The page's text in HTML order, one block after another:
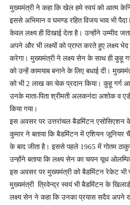
मुख्यमंत्री ने कहा कि खेल हमे स्वयं को आत्म
इससे अभिमान व घमण्ड रहित विजय भाव भी पैदा
केवल लक्ष्य ही दिखाई देता है। उन्होंने उम्मीद
अपने और भी लक्ष्यों को प्राप्त करते हुए लक्ष्य भेद
करेगा। मुख्यमंत्री ने लक्ष्य सेन के साथ ही कुहू
को उन्हें कामयाब बनाने के लिए बधाई दी।
को भी 2 लाख का चेक प्रदान किया। कुहू
उनके माता-पिता श्रीमती अलकनंदा अशोक व
किया गया।
इस अवसर पर उत्तरांचल बैडमिंटन एसोसिएशन
कुमार ने बताया कि बैडमिंटन में एशियन जूनियर
के बाद जीता है। इससे पहले 1965 में गोतम
उन्होंने बताया कि लक्ष्य सेन का चयन यूथ
इस अवसर पर मुख्यमंत्री को बैडमिंटन रेकेट भी
मुख्यमंत्री त्रिवेन्द्र स्वयं भी बैडमिंटन के
लक्ष्य सेन ने कहा कि उनका प्रयास सदैव